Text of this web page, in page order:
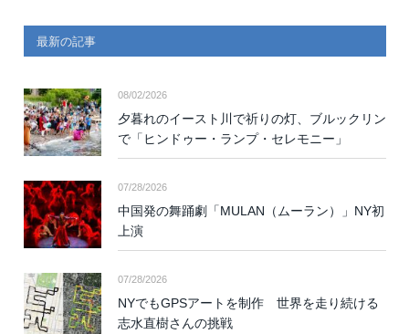
最新の記事
08/02/2026
夕暮れのイースト川で祈りの灯、ブルックリン
で「ヒンドゥー・ランプ・セレモニー」
07/28/2026
中国発の舞踊劇「MULAN（ムーラン）」NY初
上演
07/28/2026
NYでもGPSアートを制作 世界を走り続ける
志水直樹さんの挑戦